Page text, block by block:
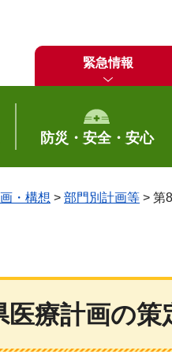
緊急情報
防災・安全・安心
・構想 > 部門別計画等 > 第
医療計画の